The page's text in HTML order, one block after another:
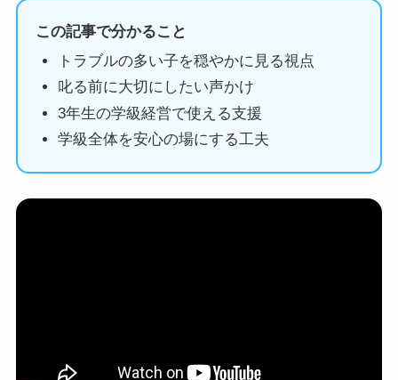
この記事で分かること
トラブルの多い子を穏やかに見る視点
叱る前に大切にしたい声かけ
3年生の学級経営で使える支援
学級全体を安心の場にする工夫